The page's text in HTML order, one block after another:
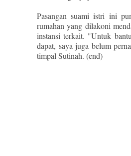
Pasangan suami istri ini
rumahan yang dilakoni
instansi terkait. "Untuk
dapat, saya juga belum
timpal Sutinah. (end)